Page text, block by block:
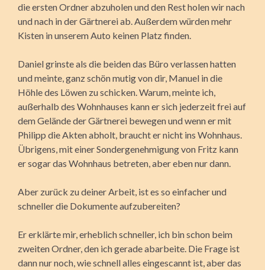
die ersten Ordner abzuholen und den Rest holen wir nach
und nach in der Gärtnerei ab. Außerdem würden mehr
Kisten in unserem Auto keinen Platz finden.
Daniel grinste als die beiden das Büro verlassen hatten
und meinte, ganz schön mutig von dir, Manuel in die
Höhle des Löwen zu schicken. Warum, meinte ich,
außerhalb des Wohnhauses kann er sich jederzeit frei auf
dem Gelände der Gärtnerei bewegen und wenn er mit
Philipp die Akten abholt, braucht er nicht ins Wohnhaus.
Übrigens, mit einer Sondergenehmigung von Fritz kann
er sogar das Wohnhaus betreten, aber eben nur dann.
Aber zurück zu deiner Arbeit, ist es so einfacher und
schneller die Dokumente aufzubereiten?
Er erklärte mir, erheblich schneller, ich bin schon beim
zweiten Ordner, den ich gerade abarbeite. Die Frage ist
dann nur noch, wie schnell alles eingescannt ist, aber das